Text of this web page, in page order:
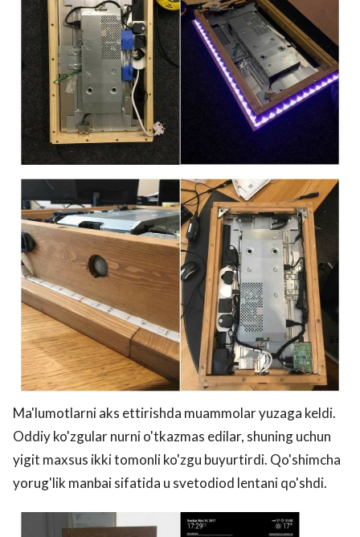
Ma'lumotlarni aks ettirishda muammolar yuzaga keldi.
Oddiy ko'zgular nurni o'tkazmas edilar, shuning uchun
yigit maxsus ikki tomonli ko'zgu buyurtirdi. Qo'shimcha
yorug'lik manbai sifatida u svetodiod lentani qo'shdi.